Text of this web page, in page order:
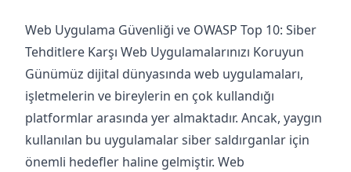
Web Uygulama Güvenliği ve OWASP Top 10: Siber
Tehditlere Karşı Web Uygulamalarınızı Koruyun
Günümüz dijital dünyasında web uygulamaları,
işletmelerin ve bireylerin en çok kullandığı
platformlar arasında yer almaktadır. Ancak, yaygın
kullanılan bu uygulamalar siber saldırganlar için
önemli hedefler haline gelmiştir. Web